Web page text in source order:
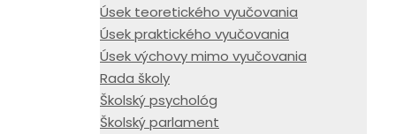
Úsek teoretického vyučovania
Úsek praktického vyučovania
Úsek výchovy mimo vyučovania
Rada školy
Školský psychológ
Školský parlament